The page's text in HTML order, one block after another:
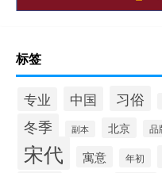
标签
专业 中国 习俗
冬季 副本 北京 品
宋代 寓意 年初